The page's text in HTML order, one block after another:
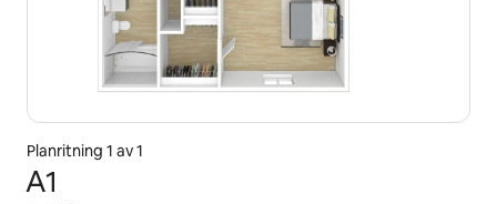
Planritning 1 av 1
A1